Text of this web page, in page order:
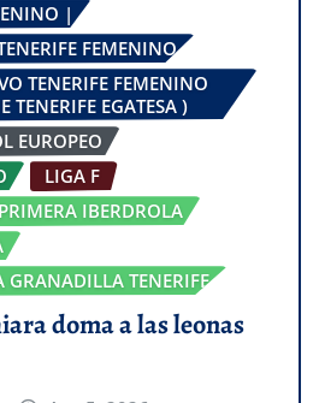
|
FEMENINO
TENERIFE FEMENINO
TENERIFE EGATESA )
EUROPEO
LIGA F
PRIMERA IBERDROLA
TENERIFE
doma a las leonas